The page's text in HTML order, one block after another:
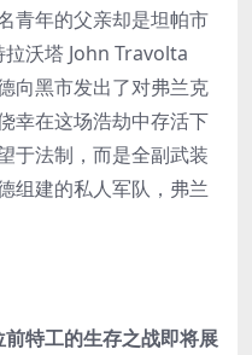
青年的父亲却是坦帕市
拉沃塔 John Travolta
向黑市发出了对弗兰克
幸在这场浩劫中存活下
于法制，而是全副武装
组建的私人军队，弗兰
特工的生存之战即将展